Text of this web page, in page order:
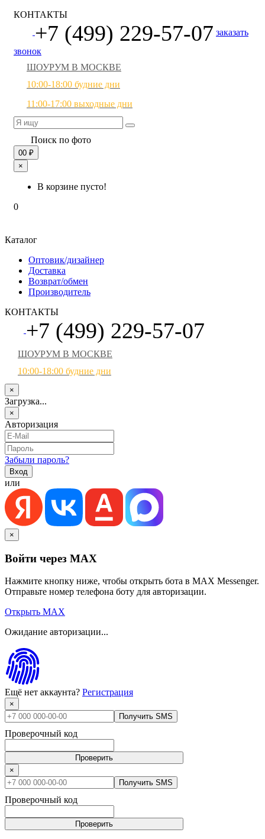
КОНТАКТЫ
+7 (499) 229-57-07 заказать
звонок
ШОУРУМ В МОСКВЕ
10:00-18:00 будние дни
11:00-17:00 выходные дни
Поиск по фото
00 ₽
×
В корзине пусто!
0
Каталог
Оптовик/дизайнер
Доставка
Возврат/обмен
Производитель
КОНТАКТЫ
+7 (499) 229-57-07
ШОУРУМ В МОСКВЕ
10:00-18:00 будние дни
×
Загрузка...
×
Авторизация
Забыли пароль?
или
×
Войти через MAX
Нажмите кнопку ниже, чтобы открыть бота в MAX Messenger.
Отправьте номер телефона боту для авторизации.
Открыть MAX
Ожидание авторизации...
Ещё нет аккаунта? Регистрация
×
Получить SMS
Проверочный код
Проверить
×
Получить SMS
Проверочный код
Проверить